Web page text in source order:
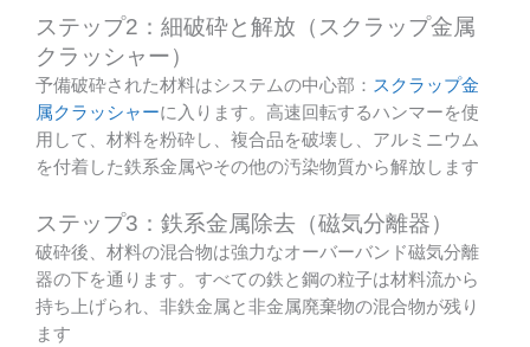
ステップ2：細破砕と解放（スクラップ金属
クラッシャー）
予備破砕された材料はシステムの中心部： スクラップ金
属クラッシャーに入ります。高速回転するハンマーを使
用して、材料を粉砕し、複合品を破壊し、アルミニウム
を付着した鉄系金属やその他の汚染物質から解放します
ステップ3：鉄系金属除去（磁気分離器）
破砕後、材料の混合物は強力なオーバーバンド磁気分離
器の下を通ります。すべての鉄と鋼の粒子は材料流から
持ち上げられ、非鉄金属と非金属廃棄物の混合物が残り
ます